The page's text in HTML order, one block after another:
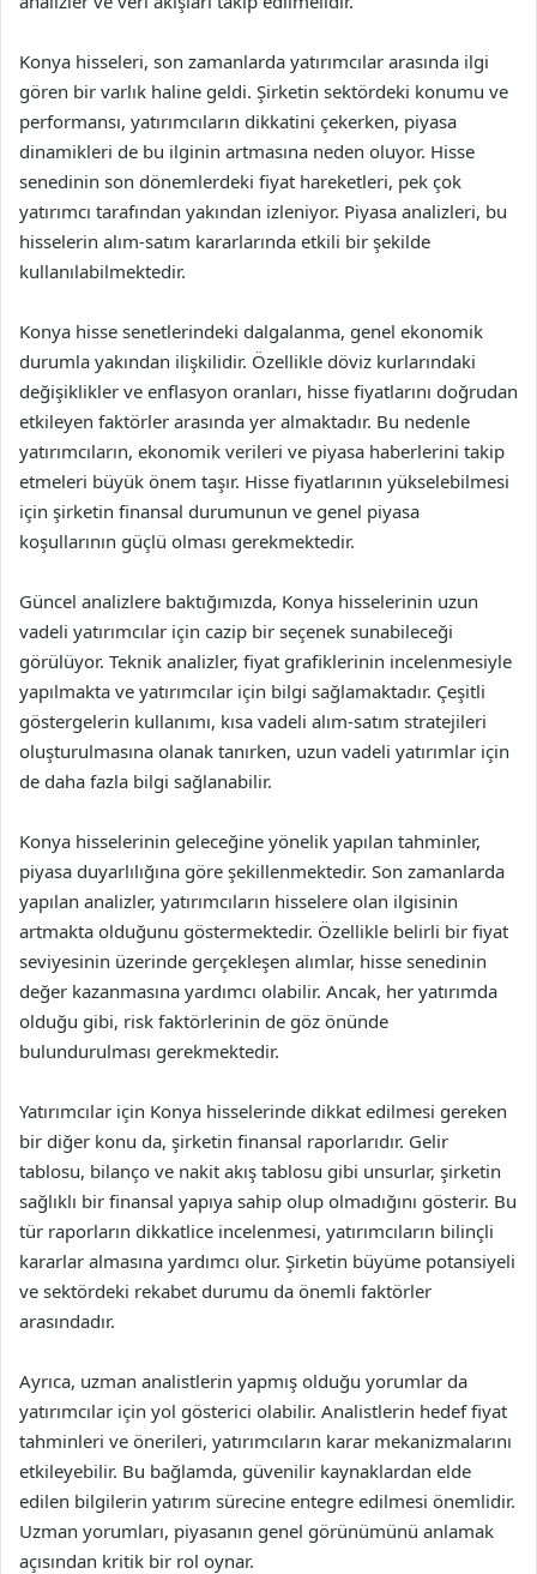
Konya hisseleri, son zamanlarda yatırımcılar arasında ilgi
gören bir varlık haline geldi. Şirketin sektördeki konumu ve
performansı, yatırımcıların dikkatini çekerken, piyasa
dinamikleri de bu ilginin artmasına neden oluyor. Hisse
senedinin son dönemlerdeki fiyat hareketleri, pek çok
yatırımcı tarafından yakından izleniyor. Piyasa analizleri, bu
hisselerin alım-satım kararlarında etkili bir şekilde
kullanılabilmektedir.
Konya hisse senetlerindeki dalgalanma, genel ekonomik
durumla yakından ilişkilidir. Özellikle döviz kurlarındaki
değişiklikler ve enflasyon oranları, hisse fiyatlarını doğrudan
etkileyen faktörler arasında yer almaktadır. Bu nedenle
yatırımcıların, ekonomik verileri ve piyasa haberlerini takip
etmeleri büyük önem taşır. Hisse fiyatlarının yükselebilmesi
için şirketin finansal durumunun ve genel piyasa
koşullarının güçlü olması gerekmektedir.
Güncel analizlere baktığımızda, Konya hisselerinin uzun
vadeli yatırımcılar için cazip bir seçenek sunabileceği
görülüyor. Teknik analizler, fiyat grafiklerinin incelenmesiyle
yapılmakta ve yatırımcılar için bilgi sağlamaktadır. Çeşitli
göstergelerin kullanımı, kısa vadeli alım-satım stratejileri
oluşturulmasına olanak tanırken, uzun vadeli yatırımlar için
de daha fazla bilgi sağlanabilir.
Konya hisselerinin geleceğine yönelik yapılan tahminler,
piyasa duyarlılığına göre şekillenmektedir. Son zamanlarda
yapılan analizler, yatırımcıların hisselere olan ilgisinin
artmakta olduğunu göstermektedir. Özellikle belirli bir fiyat
seviyesinin üzerinde gerçekleşen alımlar, hisse senedinin
değer kazanmasına yardımcı olabilir. Ancak, her yatırımda
olduğu gibi, risk faktörlerinin de göz önünde
bulundurulması gerekmektedir.
Yatırımcılar için Konya hisselerinde dikkat edilmesi gereken
bir diğer konu da, şirketin finansal raporlarıdır. Gelir
tablosu, bilanço ve nakit akış tablosu gibi unsurlar, şirketin
sağlıklı bir finansal yapıya sahip olup olmadığını gösterir. Bu
tür raporların dikkatlice incelenmesi, yatırımcıların bilinçli
kararlar almasına yardımcı olur. Şirketin büyüme potansiyeli
ve sektördeki rekabet durumu da önemli faktörler
arasındadır.
Ayrıca, uzman analistlerin yapmış olduğu yorumlar da
yatırımcılar için yol gösterici olabilir. Analistlerin hedef fiyat
tahminleri ve önerileri, yatırımcıların karar mekanizmalarını
etkileyebilir. Bu bağlamda, güvenilir kaynaklardan elde
edilen bilgilerin yatırım sürecine entegre edilmesi önemlidir.
Uzman yorumları, piyasanın genel görünümünü anlamak
açısından kritik bir rol oynar.